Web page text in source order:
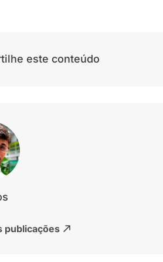
este conteúdo
publicações